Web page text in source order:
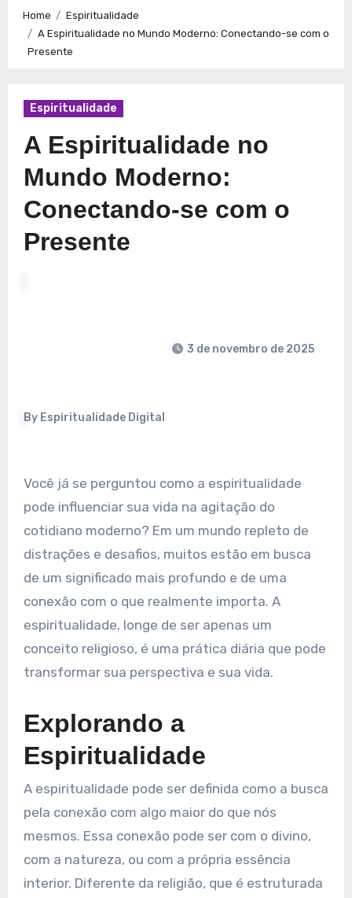
Caminhos para a Plenitude no Presente
Espiritualidade: Conexão e Significado no Presente
Home
Espiritualidade
A Espiritualidade no Mundo Moderno: Conectando-se com o
Presente
Espiritualidade
A Espiritualidade no
Mundo Moderno:
Conectando-se com o
Presente
By Espiritualidade Digital
3 de novembro de 2025
Você já se perguntou como a espiritualidade
pode influenciar sua vida na agitação do
cotidiano moderno? Em um mundo repleto de
distrações e desafios, muitos estão em busca
de um significado mais profundo e de uma
conexão com o que realmente importa. A
espiritualidade, longe de ser apenas um
conceito religioso, é uma prática diária que pode
transformar sua perspectiva e sua vida.
Explorando a
Espiritualidade
A espiritualidade pode ser definida como a busca
pela conexão com algo maior do que nós
mesmos. Essa conexão pode ser com o divino,
com a natureza, ou com a própria essência
interior. Diferente da religião, que é estruturada